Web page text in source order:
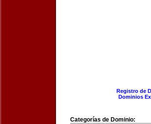
Registro de
Dominios
Categorías de Dominio: